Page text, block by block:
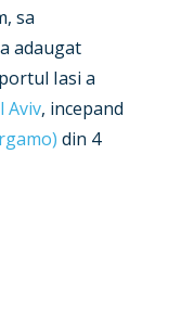
sa
adaugat
Iasi a
Aviv, incepand
din 4